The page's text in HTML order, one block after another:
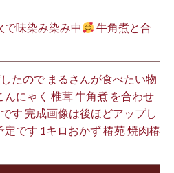
で味染み染み中
牛角煮と合
たので まるさんが食べたい物
んにゃく 椎茸 牛角煮 を合わせ
す 完成画像は後ほどアップし
定です 1キロおかず 椿苑 焼肉椿